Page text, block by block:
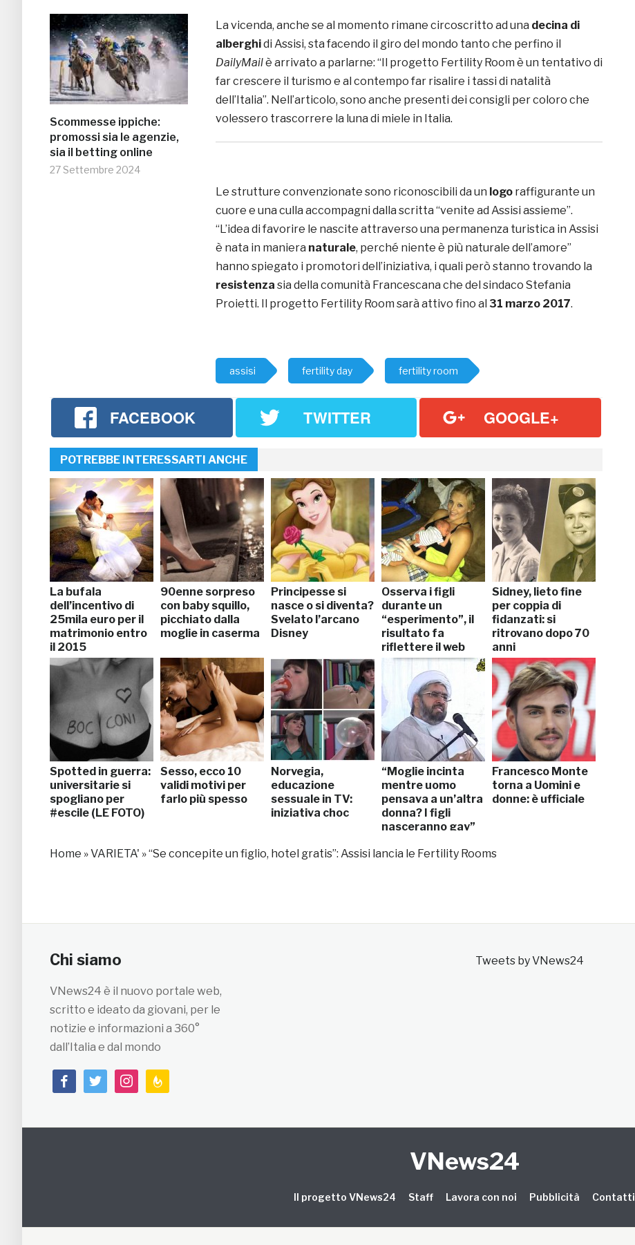
Scommesse ippiche:
promossi sia le agenzie,
sia il betting online
27 Settembre 2024
La vicenda, anche se al momento rimane circoscritto ad una decina di
alberghidi Assisi, sta facendo il giro del mondo tanto che perfino il
DailyMailè arrivato a parlarne: “Il progetto Fertility Room è un tentativo di
far crescere il turismo e al contempo far risalire i tassi di natalità
dell’Italia”. Nell’articolo, sono anche presenti dei consigli per coloro che
volessero trascorrere la luna di miele in Italia.
Le strutture convenzionate sono riconoscibili da un logo raffigurante un
cuore e una culla accompagni dalla scritta “venite ad Assisi assieme”.
“L’idea di favorire le nascite attraverso una permanenza turistica in Assisi
è nata in maniera naturale, perché niente è più naturale dell’amore”
hanno spiegato i promotori dell’iniziativa, i quali però stanno trovando la
resistenza sia della comunità Francescana che del sindaco Stefania
Proietti. Il progetto Fertility Room sarà attivo fino al 31 marzo 2017.
assisi fertility day fertility room
FACEBOOK TWITTER GOOGLE+
POTREBBE INTERESSARTI ANCHE
La bufala
dell’incentivo di
25mila euro per il
matrimonio entro
il 2015
90enne sorpreso
con baby squillo,
picchiato dalla
moglie in caserma
Principesse si
nasce o si diventa?
Svelato l’arcano
Disney
Osserva i figli
durante un
“esperimento”, il
risultato fa
riflettere il web
Sidney, lieto fine
per coppia di
fidanzati: si
ritrovano dopo 70
anni
Spotted in guerra:
universitarie si
spogliano per
#escile (LE FOTO)
Sesso, ecco 10
validi motivi per
farlo più spesso
Norvegia,
educazione
sessuale in TV:
iniziativa choc
“Moglie incinta
mentre uomo
pensava a un’altra
donna? I figli
nasceranno gay”
Francesco Monte
torna a Uomini e
donne: è ufficiale
Home »VARIETA' »“Se concepite un figlio, hotel gratis”: Assisi lancia le Fertility Rooms
Chi siamo
VNews24 è il nuovo portale web,
scritto e ideato da giovani, per le
notizie e informazioni a 360°
dall’Italia e dal mondo
facebooktwitterinstagramfeedburner
Tweets by VNews24
VNews24
Il progetto VNews24 Staff Lavora con noi Pubblicità Contatti